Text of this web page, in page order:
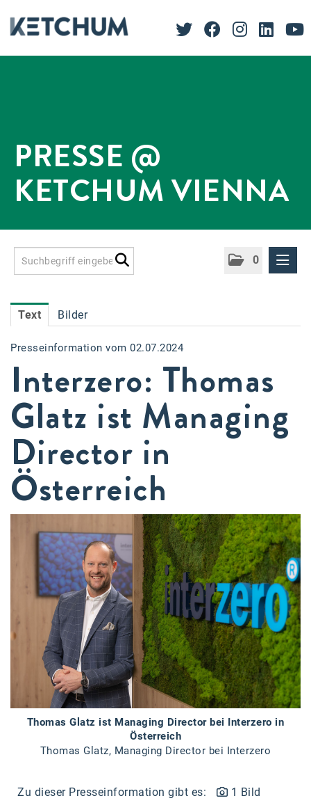
PRESSE @
KETCHUM VIENNA
0
Accessiway
Accor
ALC
Anadi Bank
Arthur D. Little
Bake the Shape
BBDO Wien
bellaflora
Be.See.
BISON
Brandl Talos
Braun
BRP-Rotax
Bundesdenkmalamt
Calle Libre
Gillette
Text Bilder
Presseinformation vom 02.07.2024
Interzero: Thomas
Glatz ist Managing
Director in
Österreich
Thomas Glatz ist Managing Director bei Interzero in
Österreich
Thomas Glatz, Managing Director bei Interzero
Zu dieser Presseinformation gibt es: 1 Bild